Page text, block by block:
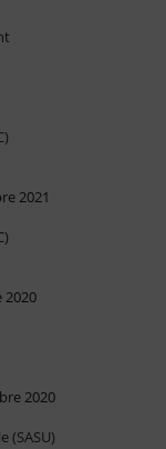
2021
2020
2020
(SASU)